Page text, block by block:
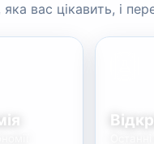
вас цікавить, і